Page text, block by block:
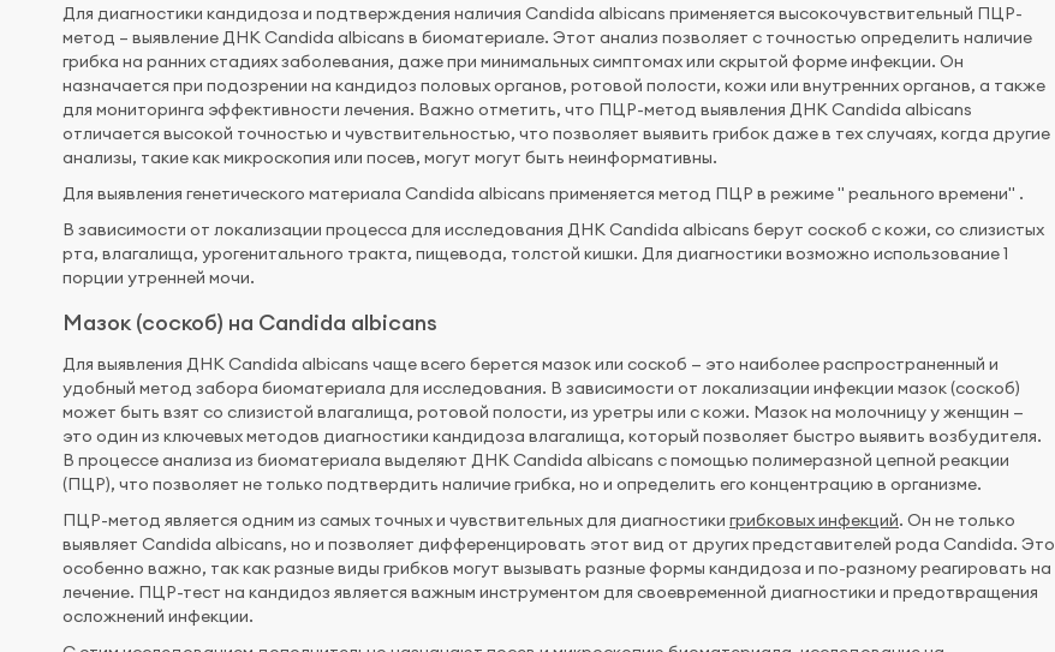
Для диагностики кандидоза и подтверждения наличия Candida albicans применяется высокочувствительный ПЦР-
метод – выявление ДНК Candida albicans в биоматериале. Этот анализ позволяет с точностью определить наличие
грибка на ранних стадиях заболевания, даже при минимальных симптомах или скрытой форме инфекции. Он
назначается при подозрении на кандидоз половых органов, ротовой полости, кожи или внутренних органов, а также
для мониторинга эффективности лечения. Важно отметить, что ПЦР-метод выявления ДНК Candida albicans
отличается высокой точностью и чувствительностью, что позволяет выявить грибок даже в тех случаях, когда другие
анализы, такие как микроскопия или посев, могут могут быть неинформативны.
Для выявления генетического материала Candida albicans применяется метод ПЦР в режиме " реального времени" .
В зависимости от локализации процесса для исследования ДНК Candida albicans берут соскоб с кожи, со слизистых
рта, влагалища, урогенитального тракта, пищевода, толстой кишки. Для диагностики возможно использование 1
порции утренней мочи.
Мазок (соскоб) на Candida albicans
Для выявления ДНК Candida albicans чаще всего берется мазок или соскоб — это наиболее распространенный и
удобный метод забора биоматериала для исследования. В зависимости от локализации инфекции мазок (соскоб)
может быть взят со слизистой влагалища, ротовой полости, из уретры или с кожи. Мазок на молочницу у женщин —
это один из ключевых методов диагностики кандидоза влагалища, который позволяет быстро выявить возбудителя.
В процессе анализа из биоматериала выделяют ДНК Candida albicans с помощью полимеразной цепной реакции
(ПЦР), что позволяет не только подтвердить наличие грибка, но и определить его концентрацию в организме.
ПЦР-метод является одним из самых точных и чувствительных для диагностики грибковых инфекций. Он не только
выявляет Candida albicans, но и позволяет дифференцировать этот вид от других представителей рода Candida. Это
особенно важно, так как разные виды грибков могут вызывать разные формы кандидоза и по-разному реагировать на
лечение. ПЦР-тест на кандидоз является важным инструментом для своевременной диагностики и предотвращения
осложнений инфекции.